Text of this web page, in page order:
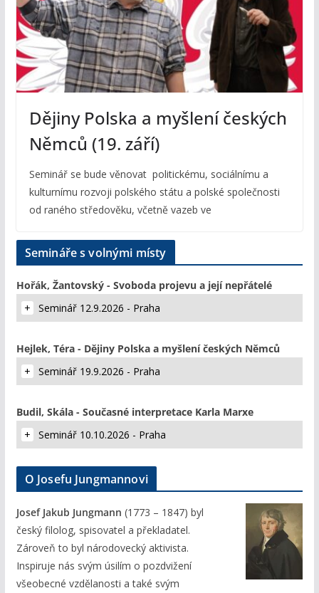
Dějiny Polska a myšlení českých
Němců (19. září)
Seminář se bude věnovat politickému, sociálnímu a
kulturnímu rozvoji polského státu a polské společnosti
od raného středověku, včetně vazeb ve
Semináře s volnými místy
Hořák, Žantovský - Svoboda projevu a její nepřátelé
Seminář 12.9.2026 - Praha
Hejlek, Téra - Dějiny Polska a myšlení českých Němců
Seminář 19.9.2026 - Praha
Budil, Skála - Současné interpretace Karla Marxe
Seminář 10.10.2026 - Praha
O Josefu Jungmannovi
Josef Jakub Jungmann (1773 – 1847) byl
český filolog, spisovatel a překladatel.
Zároveň to byl národovecký aktivista.
Inspiruje nás svým úsilím o pozdvižení
všeobecné vzdělanosti a také svým